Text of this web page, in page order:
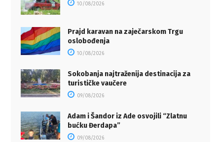
10/08/2026
Prajd karavan na zaječarskom Trgu
oslobođenja
10/08/2026
Sokobanja najtraženija destinacija za
turističke vaučere
09/08/2026
Adam i Šandor iz Ade osvojili “Zlatnu
bućku Đerdapa”
09/08/2026